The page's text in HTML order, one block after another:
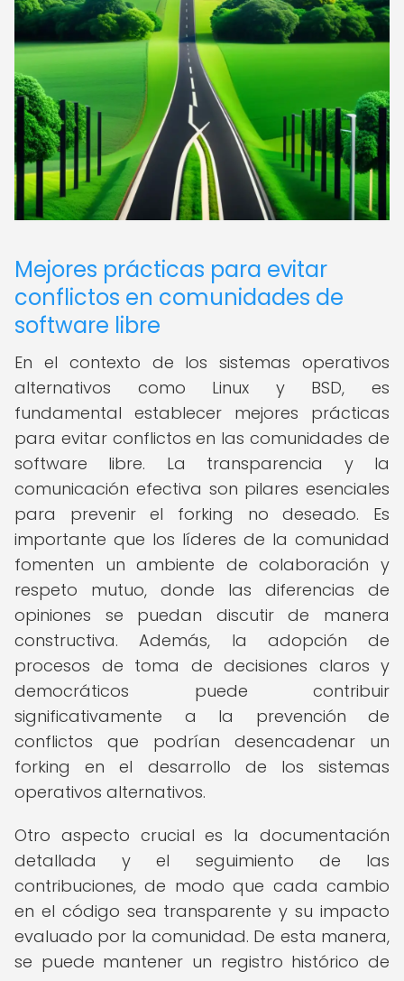
Mejores prácticas para evitar
conflictos en comunidades de
software libre
En el contexto de los sistemas operativos
alternativos como Linux y BSD, es
fundamental establecer mejores prácticas
para evitar conflictos en las comunidades de
software libre. La transparencia y la
comunicación efectiva son pilares esenciales
para prevenir el forking no deseado. Es
importante que los líderes de la comunidad
fomenten un ambiente de colaboración y
respeto mutuo, donde las diferencias de
opiniones se puedan discutir de manera
constructiva. Además, la adopción de
procesos de toma de decisiones claros y
democráticos puede contribuir
significativamente a la prevención de
conflictos que podrían desencadenar un
forking en el desarrollo de los sistemas
operativos alternativos.
Otro aspecto crucial es la documentación
detallada y el seguimiento de las
contribuciones, de modo que cada cambio
en el código sea transparente y su impacto
evaluado por la comunidad. De esta manera,
se puede mantener un registro histórico de